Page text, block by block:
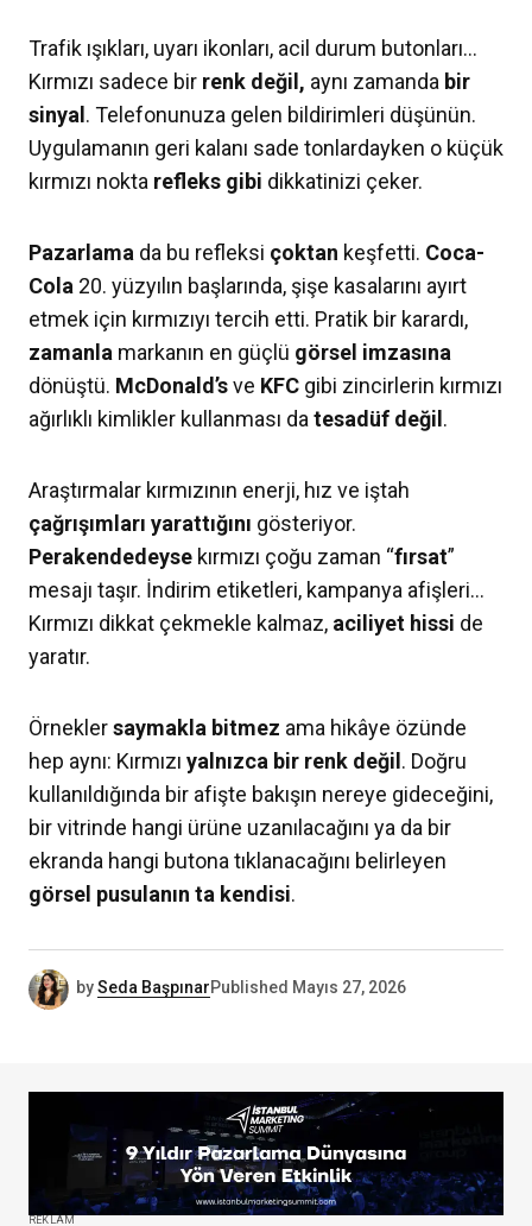
Trafik ışıkları, uyarı ikonları, acil durum butonları…
Kırmızı sadece bir renk değil, aynı zamanda bir
sinyal . Telefonunuza gelen bildirimleri düşünün.
Uygulamanın geri kalanı sade tonlardayken o küçük
kırmızı nokta refleks gibi dikkatinizi çeker.
Pazarlama da bu refleksi çoktan keşfetti. Coca-
Cola 20. yüzyılın başlarında, şişe kasalarını ayırt
etmek için kırmızıyı tercih etti. Pratik bir karardı,
zamanla markanın en güçlü görsel imzasına
dönüştü. McDonald’sve KFC gibi zincirlerin kırmızı
ağırlıklı kimlikler kullanması datesadüf değil .
Araştırmalar kırmızının enerji, hız ve iştah
çağrışımları yarattığını gösteriyor.
Perakendedeyse kırmızı çoğu zaman “fırsat”
mesajı taşır. İndirim etiketleri, kampanya afişleri…
Kırmızı dikkat çekmekle kalmaz, aciliyet hissi de
yaratır.
Örneklersaymakla bitmez ama hikâye özünde
hep aynı: Kırmızı yalnızca bir renk değil . Doğru
kullanıldığında bir afişte bakışın nereye gideceğini,
bir vitrinde hangi ürüne uzanılacağını ya da bir
ekranda hangi butona tıklanacağını belirleyen
görsel pusulanın ta kendisi.
bySeda BaşpınarPublished Mayıs 27, 2026
REKLAM